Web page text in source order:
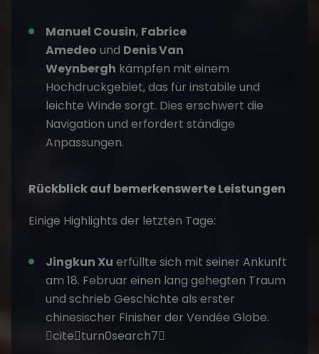
Manuel Cousin, Fabrice
Amedeo und Denis Van
Weynbergh kämpfen mit einem
Hochdruckgebiet, das für instabile und
leichte Winde sorgt. Dies erschwert die
Navigation und erfordert ständige
Anpassungen.
Rückblick auf bemerkenswerte Leistungen
Einige Highlights der letzten Tage:
Jingkun Xu erfüllte sich mit seiner Ankunft
am 18. Februar einen lang gehegten Traum
und schrieb Geschichte als erster
chinesischer Finisher der Vendée Globe.
citeturn0search7